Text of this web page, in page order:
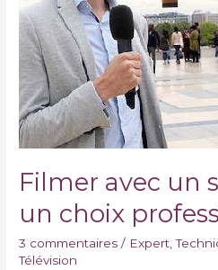
Filmer avec un
un choix
3 commentaires / Expert ,
Télévision
choix
professionnel